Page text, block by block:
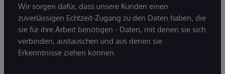
Wir sorgen dafür, dass unsere Kunden einen
zuverlässigen Echtzeit-Zugang zu den Daten haben, die
sie für ihre Arbeit benötigen - Daten, mit denen sie sich
verbinden, austauschen und aus denen sie
Erkenntnisse ziehen können.